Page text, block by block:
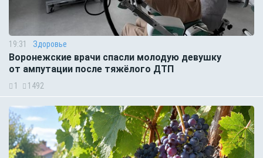
19:31 Здоровье
Воронежские врачи спасли молодую девушку
от ампутации после тяжёлого ДТП
1 1492